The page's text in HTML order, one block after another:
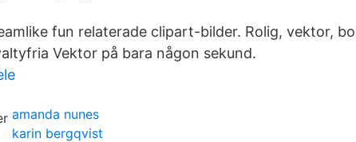
fun relaterade clipart-bilder. Rolig, vektor,
Vektor på bara någon sekund.
amanda nunes
karin bergqvist